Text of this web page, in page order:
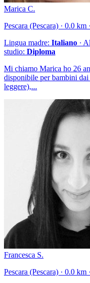
Marica C.
Pescara (Pescara) · 0.0
Lingua madre: Italiano ·
studio: Diploma
Mi chiamo Marica ho 26
disponibile per bambini
leggere),...
Francesca S.
Pescara (Pescara) · 0.0